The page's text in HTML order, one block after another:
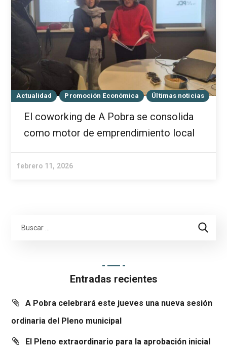
Actualidad Promoción Económica Últimas noticias
El coworking de A Pobra se consolida
como motor de emprendimiento local
febrero 11, 2026
Entradas recientes
A Pobra celebrará este jueves una nueva sesión
ordinaria del Pleno municipal
El Pleno extraordinario para la aprobación inicial